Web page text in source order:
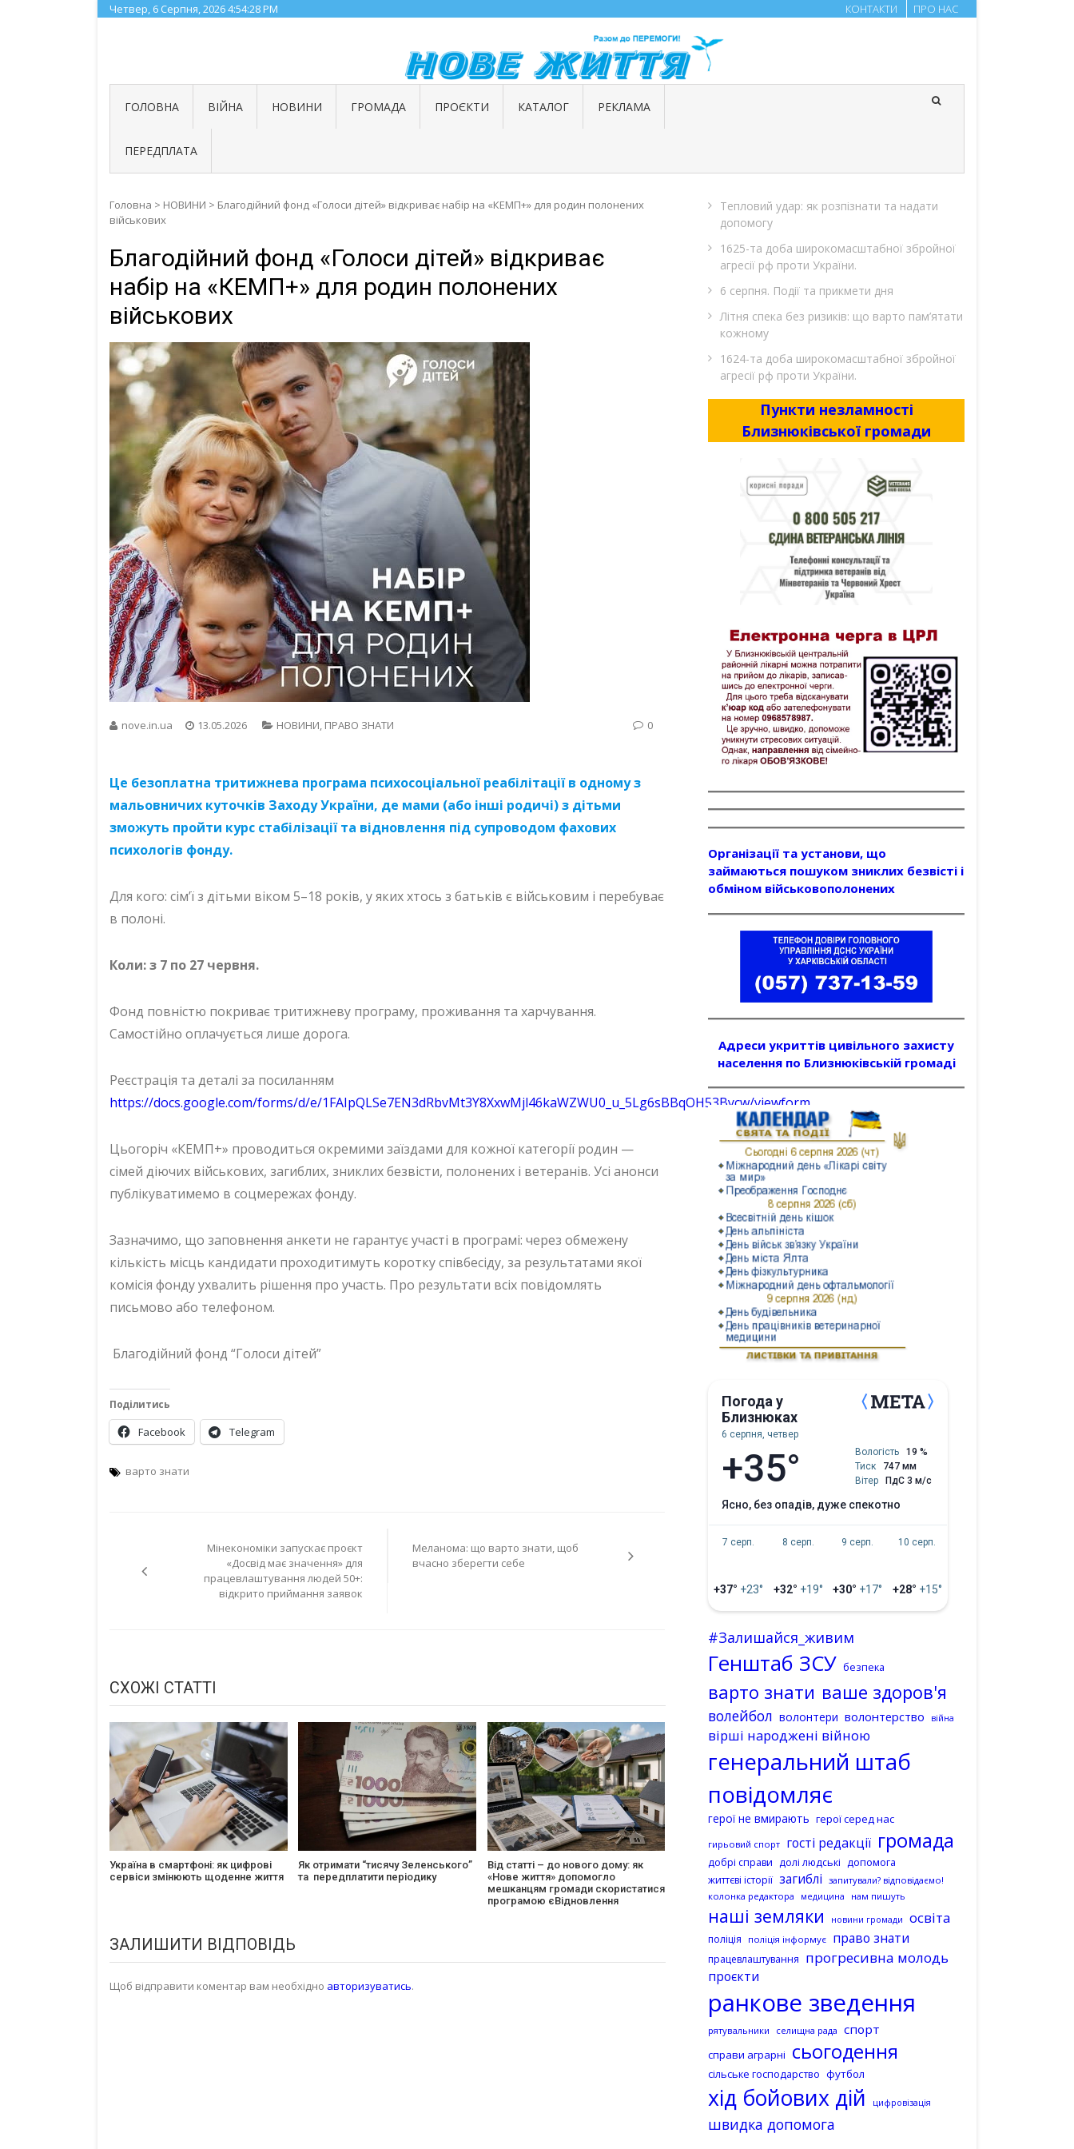
Skip
to
Четвер, 6 Серпня, 20264:54:29 PM КОНТАКТИ ПРО НАС
ГОЛОВНА ВІЙНА НОВИНИ ГРОМАДА ПРОЄКТИ КАТАЛОГ РЕКЛАМА
ПЕРЕДПЛАТА
Головна > НОВИНИ > Благодійний фонд «Голоси дітей» відкриває набір на «КЕМП+» для родин полонених
військових
Благодійний фонд «Голоси дітей» відкриває
набір на «КЕМП+» для родин полонених
військових
nove.in.ua 13.05.2026 НОВИНИ ПРАВО ЗНАТИ 0
Це безоплатна тритижнева програма психосоціальної реабілітації в одному з
мальовничих куточків Заходу України, де мами (або інші родичі) з дітьми
зможуть пройти курс стабілізації та відновлення під супроводом фахових
психологів фонду.
Для кого: сім’ї з дітьми віком 5–18 років, у яких хтось з батьків є військовим і перебуває
в полоні.
Коли: з 7 по 27 червня.
Фонд повністю покриває тритижневу програму, проживання та харчування.
Самостійно оплачується лише дорога.
Реєстрація та деталі за посиланням
https://docs.google.com/forms/d/e/1FAIpQLSe7EN3dRbvMt3Y8XxwMjl46kaWZWU0_u_5Lg6sBBqOH53Bycw/viewform
Цьогоріч «КЕМП+» проводиться окремими заїздами для кожної категорії родин —
сімей діючих військових, загиблих, зниклих безвісти, полонених і ветеранів. Усі анонси
публікуватимемо в соцмережах фонду.
Зазначимо, що заповнення анкети не гарантує участі в програмі: через обмежену
кількість місць кандидати проходитимуть коротку співбесіду, за результатами якої
комісія фонду ухвалить рішення про участь. Про результати всіх повідомлять
письмово або телефоном.
Благодійний фонд “Голоси дітей”
Поділитись
Facebook Telegram
варто знати
записівМінекономіки запускає проєкт
«Досвід має значення» для
працевлаштування людей 50+:
відкрито приймання заявок
Меланома: що варто знати, щоб
вчасно зберегти себе
СХОЖІ СТАТТІ
Україна в смартфоні: як цифрові
сервіси змінюють щоденне життя
Як отримати “тисячу Зеленського”
та передплатити періодику
Від статті – до нового дому: як
«Нове життя» допомогло
мешканцям громади скористатися
програмою єВідновлення
ЗАЛИШИТИ ВІДПОВІДЬ
Щоб відправити коментар вам необхідно авторизуватись.
Тепловий удар: як розпізнати та надати
допомогу
1625-та доба широкомасштабної збройної
агресії рф проти України.
6 серпня. Події та прикмети дня
Літня спека без ризиків: що варто пам’ятати
кожному
1624-та доба широкомасштабної збройної
агресії рф проти України.
Пункти незламності
Близнюківської громади
Організації та установи, що
займаються пошуком зниклих безвісті і
обміном військовополонених
Адреси укриттів цивільного захисту
населення по Близнюківській громаді
Погода у
Близнюках
6 серпня, четвер
+35° Вологість
19 %
Тиск
747 мм
Вітер
ПдС 3 м/с
ясно, без опадів, дуже спекотно
7 серп.
+37° +23°
8 серп.
+32° +19°
9 серп.
+30° +17°
10 серп.
+28° +15°
#Залишайся_живим
Генштаб ЗСУ безпека
варто знати ваше здоров'я
волейбол волонтери волонтерство війна
вірші народжені війною
генеральний штаб
повідомляє
герої не вмирають герої серед нас
гирьовий спорт гості редакції громада
добрі справи долі людські допомога
життєві історії загиблі запитували? відповідаємо!
колонка редактора
медицина нам пишуть
наші земляки новини громади освіта
поліція поліція інформує право знати
працевлаштування прогресивна молодь
проєкти
ранкове зведення
рятувальники селищна рада спорт
справи аграрні сьогодення
сільське господарство футбол
хід бойових дій цифровізація
швидка допомога